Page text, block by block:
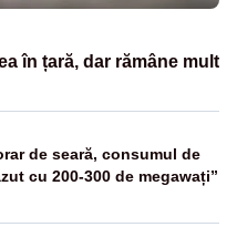
în țară, dar rămâne mult
de seară, consumul de
cu 200-300 de megawați”